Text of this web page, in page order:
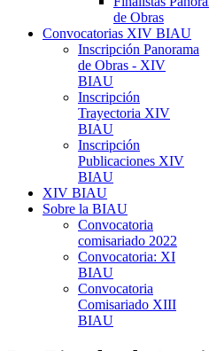
de Obras
Convocatorias XIV BIAU
Inscripción Panorama
de Obras - XIV
BIAU
Inscripción
Trayectoria XIV
BIAU
Inscripción
Publicaciones XIV
BIAU
XIV BIAU
Sobre la BIAU
Convocatoria
comisariado 2022
Convocatoria: XI
BIAU
Convocatoria
Comisariado XIII
BIAU